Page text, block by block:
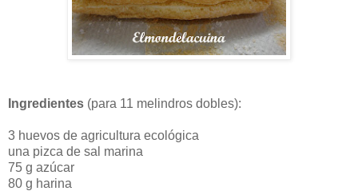
Ingredientes (para 11 melindros dobles):
3 huevos de agricultura ecológica
una pizca de sal marina
75 g azúcar
80 g harina